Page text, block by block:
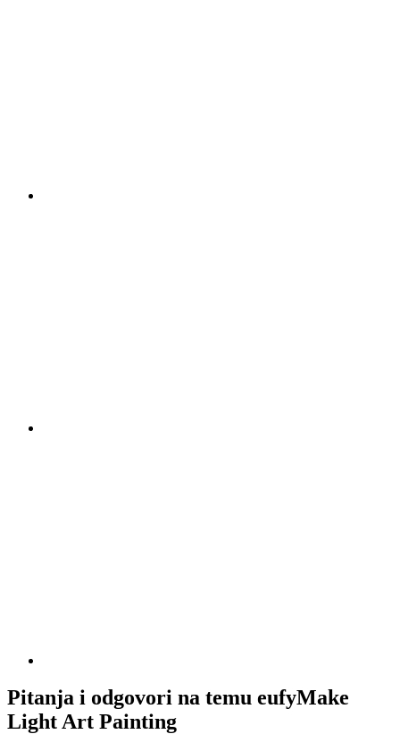
Pitanja i odgovori na temu eufyMake
Light Art Painting